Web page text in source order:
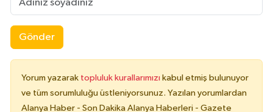
Gönder
Yorum yazarak topluluk kurallarımızı kabul etmiş bulunuyor
ve tüm sorumluluğu üstleniyorsunuz. Yazılan yorumlardan
Alanya Haber - Son Dakika Alanya Haberleri - Gazete